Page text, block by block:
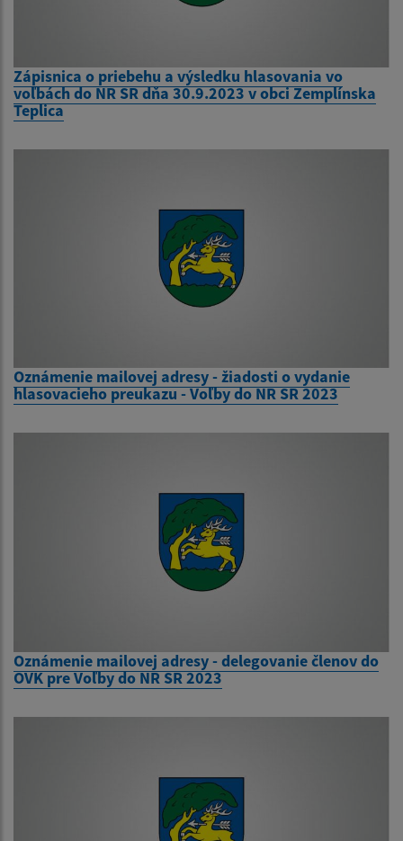
Zápisnica o priebehu a výsledku hlasovania vo
voľbách do NR SR dňa 30.9.2023 v obci Zemplínska
Teplica
Oznámenie mailovej adresy - žiadosti o vydanie
hlasovacieho preukazu - Voľby do NR SR 2023
Oznámenie mailovej adresy - delegovanie členov do
OVK pre Voľby do NR SR 2023